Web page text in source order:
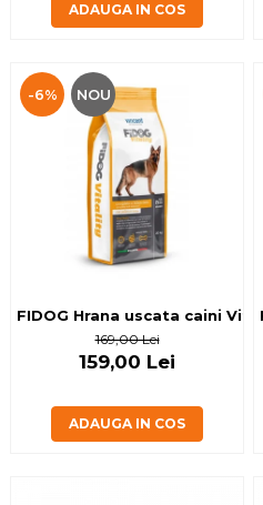
ADAUGA IN COS
-6% NOU
FIDOG Hrana uscata caini
169,00 Lei
159,00 Lei
ADAUGA IN COS